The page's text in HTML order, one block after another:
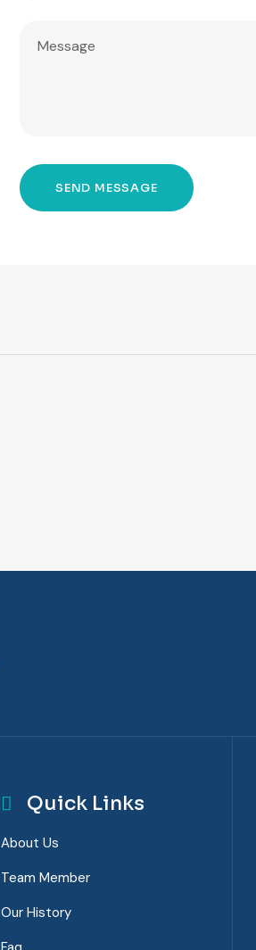
Quick Links
About Us
Team Member
Our History